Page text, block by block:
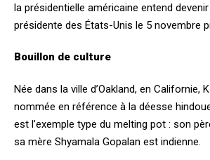
la présidentielle américaine entend
présidente des États-Unis le 5 novembre
Bouillon de culture
Née dans la ville d’Oakland, en Californie,
nommée en référence à la déesse
est l’exemple type du melting pot : son
sa mère Shyamala Gopalan est indienne.